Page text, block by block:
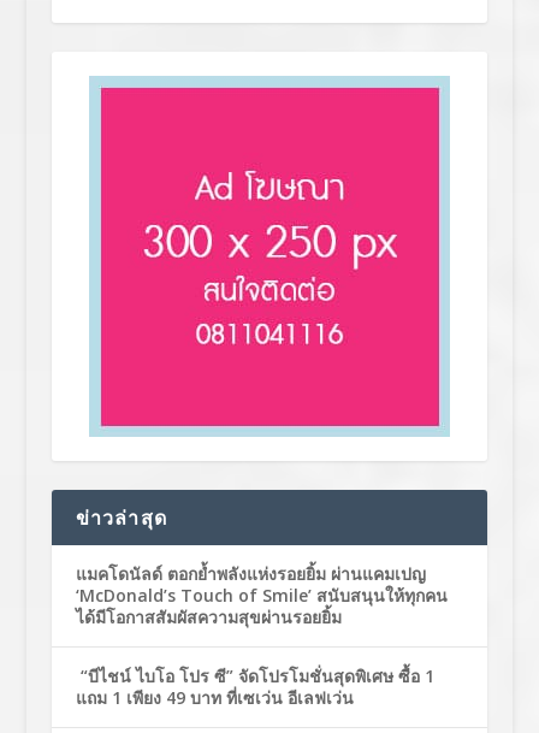
ข่าวล่าสุด
แมคโดนัลด์ ตอกย้ำพลังแห่งรอยยิ้ม ผ่านแคมเปญ
‘McDonald’s Touch of Smile’ สนับสนุนให้ทุกคน
ได้มีโอกาสสัมผัสความสุขผ่านรอยยิ้ม
“บีไชน์ ไบโอ โปร ซี” จัดโปรโมชั่นสุดพิเศษ ซื้อ 1
แถม 1 เพียง 49 บาท ที่เซเว่น อีเลฟเว่น